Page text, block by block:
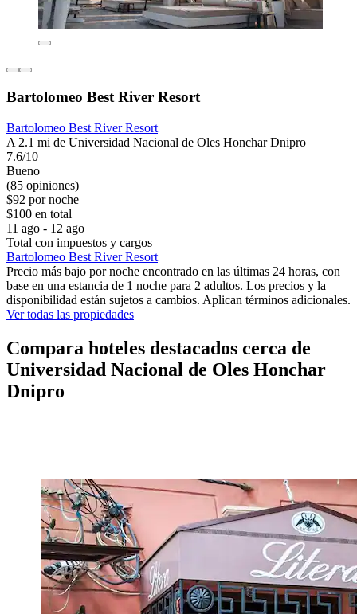
Bartolomeo Best River Resort
Bartolomeo Best River Resort
A 2.1 mi de Universidad Nacional de Oles Honchar Dnipro
7.6/10
Bueno
(85 opiniones)
$92 por noche
$100 en total
11 ago - 12 ago
Total con impuestos y cargos
Bartolomeo Best River Resort
Precio más bajo por noche encontrado en las últimas 24 horas, con
base en una estancia de 1 noche para 2 adultos. Los precios y la
disponibilidad están sujetos a cambios. Aplican términos adicionales.
Ver todas las propiedades
Compara hoteles destacados cerca de
Universidad Nacional de Oles Honchar
Dnipro